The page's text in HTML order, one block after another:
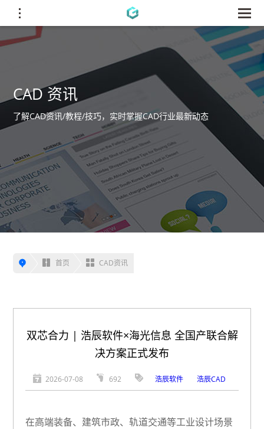
CAD 资讯
了解CAD资讯/教程/技巧，实时掌握CAD行业最新动态
首页 CAD资讯
双芯合力 | 浩辰软件×海光信息 全国产联合解
决方案正式发布
2026-07-08 692 浩辰软件 浩辰CAD
在高端装备、建筑市政、轨道交通等工业设计场景